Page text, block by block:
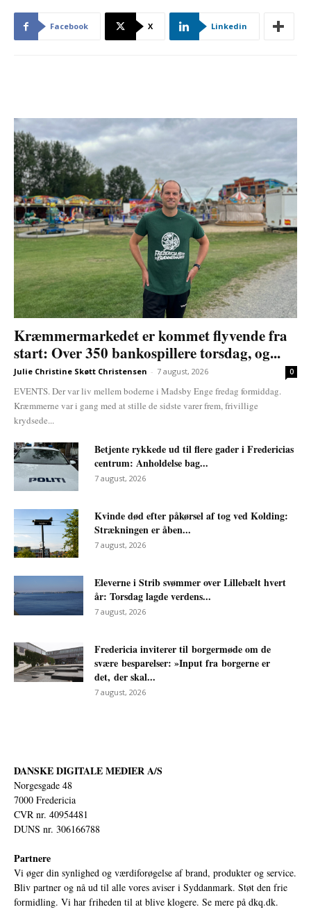
Facebook X Linkedin
Kræmmermarkedet er kommet flyvende fra
start: Over 350 bankospillere torsdag, og...
Julie Christine Skøtt Christensen - 7 august, 2026 0
EVENTS. Der var liv mellem boderne i Madsby Enge fredag formiddag.
Kræmmerne var i gang med at stille de sidste varer frem, frivillige
krydsede...
Betjente rykkede ud til flere gader i Fredericias
centrum: Anholdelse bag...
7 august, 2026
Kvinde død efter påkørsel af tog ved Kolding:
Strækningen er åben...
7 august, 2026
Eleverne i Strib svømmer over Lillebælt hvert
år: Torsdag lagde verdens...
7 august, 2026
Fredericia inviterer til borgermøde om de
svære besparelser: »Input fra borgerne er
det, der skal...
7 august, 2026
DANSKE DIGITALE MEDIER A/S
Norgesgade 48
7000 Fredericia
CVR nr. 40954481
DUNS nr. 306166788
Partnere
Vi øger din synlighed og værdiforøgelse af brand, produkter og service.
Bliv partner og nå ud til alle vores aviser i Syddanmark. Støt den frie
formidling. Vi har friheden til at blive klogere. Se mere på dkq.dk.